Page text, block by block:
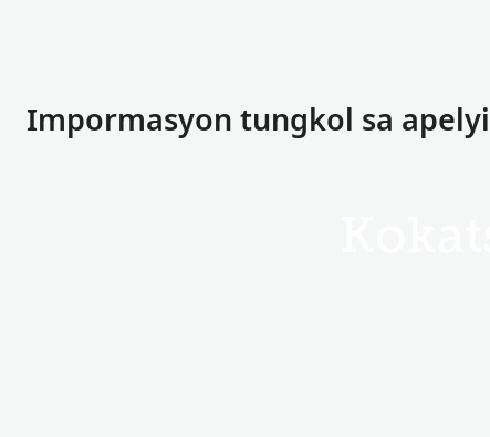
Impormasyon tungkol sa